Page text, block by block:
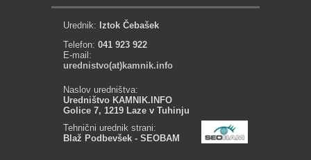
Urednik: Iztok Čebašek
Telefon: 041 923 922
E-mail:
urednistvo(at)kamnik.info
Naslov uredništva:
Uredništvo KAMNIK.INFO
Golice 7, 1219 Laze v Tuhinju
Tehnični urednik strani:
Blaž Podbevšek - SEOBAM